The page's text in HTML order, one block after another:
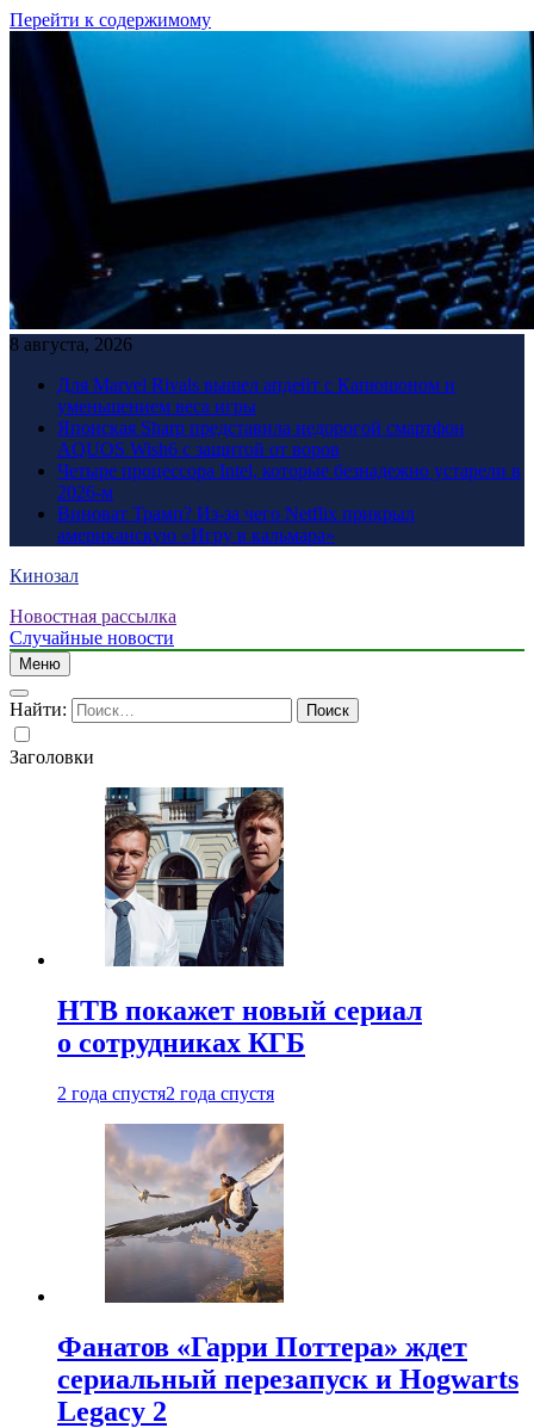
Перейти к содержимому
8 августа, 2026
Для Marvel Rivals вышел апдейт с Капюшоном и
уменьшением веса игры
Японская Sharp представила недорогой смартфон
AQUOS Wish6 с защитой от воров
Четыре процессора Intel, которые безнадежно устарели в
2026-м
Виноват Трамп? Из-за чего Netflix прикрыл
американскую «Игру в кальмара»
Кинозал
Новостная рассылка
Случайные новости
Меню
Найти:
Заголовки
НТВ покажет новый сериал
о сотрудниках КГБ
2 года спустя2 года спустя
Фанатов «Гарри Поттера» ждет
сериальный перезапуск и Hogwarts
Legacy 2